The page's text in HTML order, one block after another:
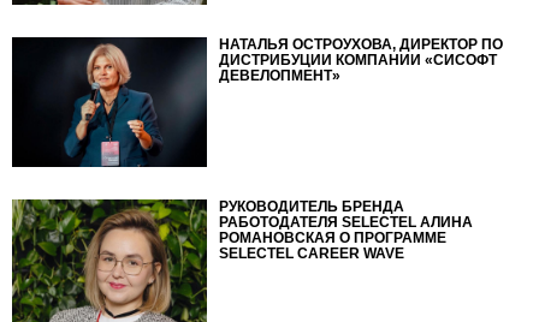
НАТАЛЬЯ ОСТРОУХОВА, ДИРЕКТОР ПО
ДИСТРИБУЦИИ КОМПАНИИ «СИСОФТ
ДЕВЕЛОПМЕНТ»
РУКОВОДИТЕЛЬ БРЕНДА
РАБОТОДАТЕЛЯ SELECTEL АЛИНА
РОМАНОВСКАЯ О ПРОГРАММЕ
SELECTEL CAREER WAVE